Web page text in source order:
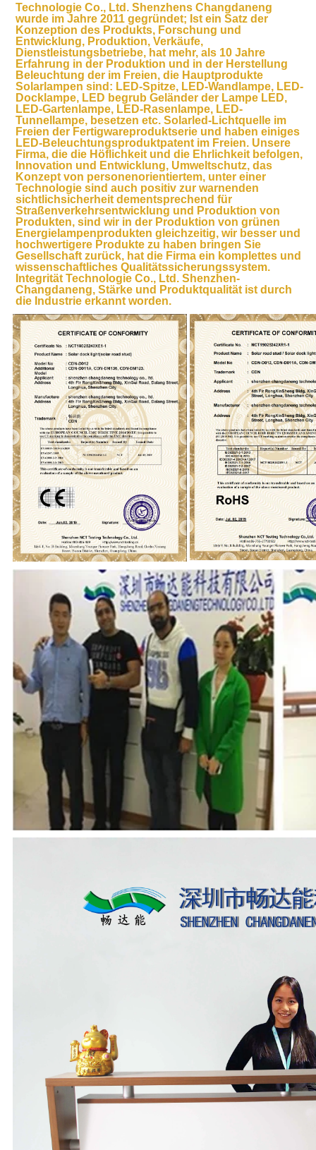
Technologie Co., Ltd. Shenzhens Changdaneng
wurde im Jahre 2011 gegründet; Ist ein Satz der
Konzeption des Produkts, Forschung und
Entwicklung, Produktion, Verkäufe,
Dienstleistungsbetriebe, hat mehr, als 10 Jahre
Erfahrung in der Produktion und in der Herstellung
Beleuchtung der im Freien, die Hauptprodukte
Solarlampen sind: LED-Spitze, LED-Wandlampe, LED-
Docklampe, LED begrub Geländer der Lampe LED,
LED-Gartenlampe, LED-Rasenlampe, LED-
Tunnellampe, besetzen etc. Solarled-Lichtquelle im
Freien der Fertigwareproduktserie und haben einiges
LED-Beleuchtungsproduktpatent im Freien. Unsere
Firma, die die Höflichkeit und die Ehrlichkeit befolgen,
Innovation und Entwicklung, Umweltschutz, das
Konzept von personenorientiertem, unter einer
Technologie sind auch positiv zur warnenden
sichtlichsicherheit dementsprechend für
Straßenverkehrsentwicklung und Produktion von
Produkten, sind wir in der Produktion von grünen
Energielampenprodukten gleichzeitig, wir besser und
hochwertigere Produkte zu haben bringen Sie
Gesellschaft zurück, hat die Firma ein komplettes und
wissenschaftliches Qualitätssicherungssystem.
Integrität Technologie Co., Ltd. Shenzhen-
Changdaneng, Stärke und Produktqualität ist durch
die Industrie erkannt worden.